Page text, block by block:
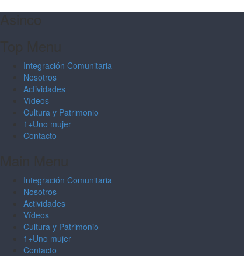
Integración Comunitaria
Nosotros
Actividades
Vídeos
Cultura y Patrimonio
1+Uno mujer
Contacto
Integración Comunitaria
Nosotros
Actividades
Vídeos
Cultura y Patrimonio
1+Uno mujer
Contacto